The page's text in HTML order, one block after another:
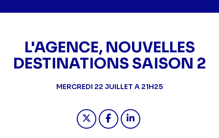
L'AGENCE, NOUVELLES
DESTINATIONS SAISON 2
MERCREDI 22 JUILLET A 21H25
Partager "L'AGENCE,
Partager "L'AGENCE,